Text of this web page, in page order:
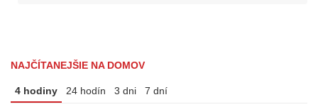
NAJČÍTANEJŠIE NA DOMOV
4 hodiny 24 hodín 3 dni 7 dní